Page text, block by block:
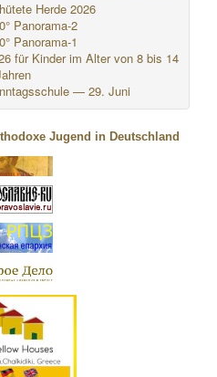
Herde 2026
Panorama-2
Panorama-1
für Kinder im Alter von 8 bis 14
— 29. Juni
Jugend in Deutschland